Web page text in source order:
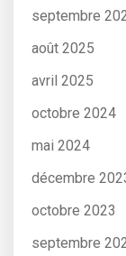
septembre
août 2025
avril 2025
octobre 2024
mai 2024
décembre
octobre 2023
septembre